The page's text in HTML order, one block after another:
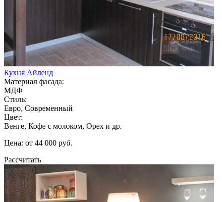
Кухня Айленд
Материал фасада:
МДФ
Стиль:
Евро, Современный
Цвет:
Венге, Кофе с молоком, Орех и др.
Цена: от 44 000 руб.
Рассчитать